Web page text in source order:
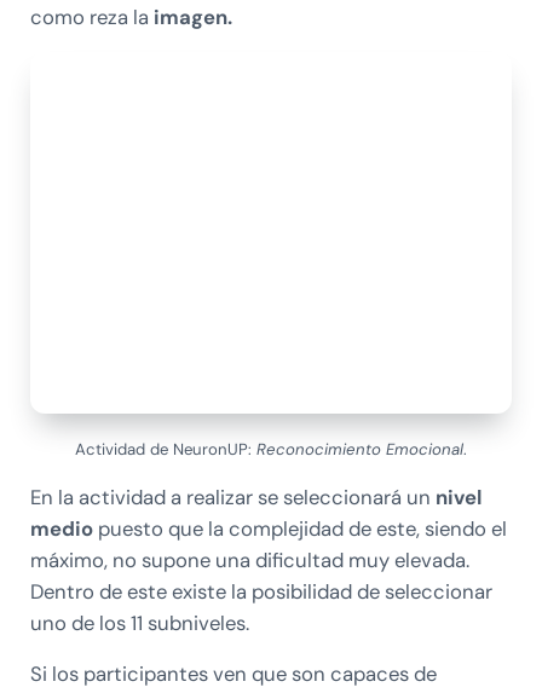
como reza la imagen.
Actividad de NeuronUP: Reconocimiento Emocional.
En la actividad a realizar se seleccionará un nivel
mediopuesto que la complejidad de este, siendo el
máximo, no supone una dificultad muy elevada.
Dentro de este existe la posibilidad de seleccionar
uno de los 11 subniveles.
Si los participantes ven que son capaces de